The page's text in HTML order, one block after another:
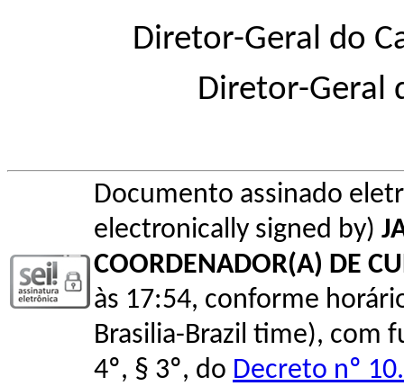
Diretor-Geral do
Diretor-Geral
Documento assinado
electronically signed by)
COORDENADOR(A) DE
às 17:54, conforme
Brasilia-Brazil time), com
4º, § 3º, do Decreto nº